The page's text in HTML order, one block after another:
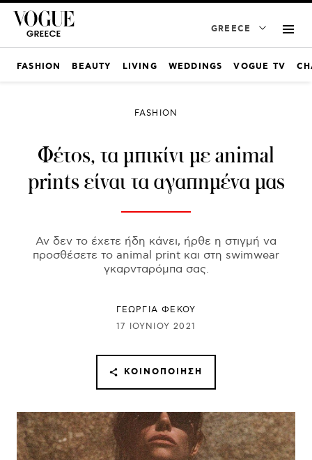
GREECE
FASHION BEAUTY LIVING WEDDINGS VOGUE TV
FASHION
Φέτος, τα μπικίνι με animal
prints είναι τα αγαπημένα μας
Αν δεν το έχετε ήδη κάνει, ήρθε η στιγμή να
προσθέσετε το animal print και στη swimwear
γκαρνταρόμπα σας.
ΓΕΩΡΓΙΑ ΦΕΚΟΥ
17 ΙΟΥΝΊΟΥ 2021
ΚΟΙΝΟΠΟΊΗΣΗ